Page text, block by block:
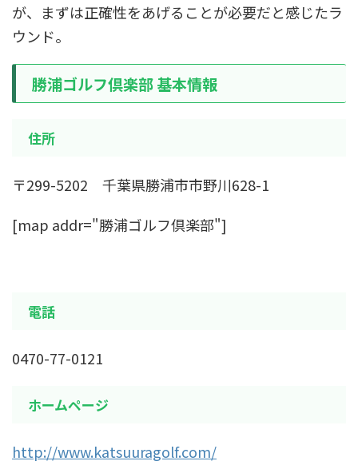
が、まずは正確性をあげることが必要だと感じたラ
ウンド。
勝浦ゴルフ倶楽部 基本情報
住所
〒299-5202 千葉県勝浦市市野川628-1
[map addr="勝浦ゴルフ倶楽部"]
電話
0470-77-0121
ホームページ
http://www.katsuuragolf.com/